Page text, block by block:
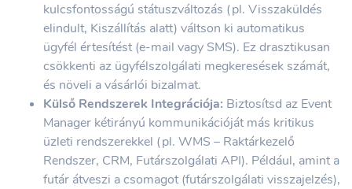
kulcsfontosságú státuszváltozás (pl. Visszaküldés
elindult, Kiszállítás alatt) váltson ki automatikus
ügyfél értesítést (e-mail vagy SMS). Ez drasztikusan
csökkenti az ügyfélszolgálati megkeresések számát,
és növeli a vásárlói bizalmat.
Külső Rendszerek Integrációja: Biztosítsd az Event
Manager kétirányú kommunikációját más kritikus
üzleti rendszerekkel (pl. WMS – Raktárkezelő
Rendszer, CRM, Futárszolgálati API). Például, amint a
futár átveszi a csomagot (futárszolgálati visszajelzés),